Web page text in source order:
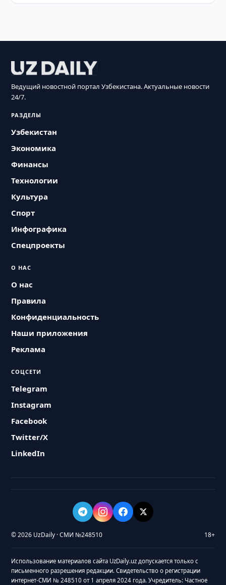
Ведущий новостной портал Узбекистана. Актуальные новости
24/7.
РАЗДЕЛЫ
Узбекистан
Экономика
Финансы
Технологии
Культура
Спорт
Инфографика
Спецпроекты
О НАС
О нас
Правила
Конфиденциальность
Наши приложения
Реклама
СОЦСЕТИ
Telegram
Instagram
Facebook
Twitter/X
LinkedIn
© 2026 UzDaily · СМИ №248510 18+
Использование материалов сайта UzDaily.uz допускается только с
письменного разрешения редакции. Свидетельство о регистрации
интернет-СМИ № 248510 от 1 апреля 2024 года. Учредитель: Частное